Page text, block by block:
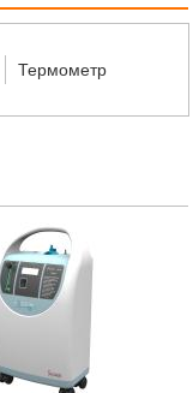
Термометр